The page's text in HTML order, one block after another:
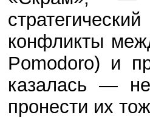
конфликты
Pomodoro) и
казалась —
пронести их